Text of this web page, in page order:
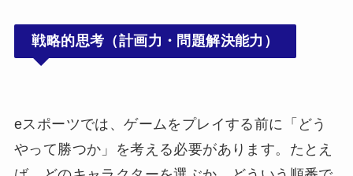
戦略的思考（計画力・問題解決能力）
eスポーツでは、ゲームをプレイする前に「どう
やって勝つか」を考える必要があります。たとえ